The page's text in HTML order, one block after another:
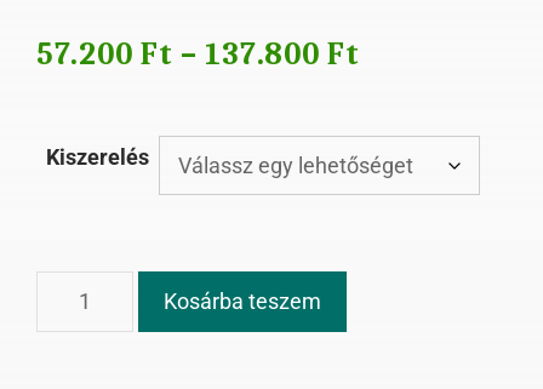
57.200 Ft – 137.800Ft
Kiszerelés
Kosárba teszem